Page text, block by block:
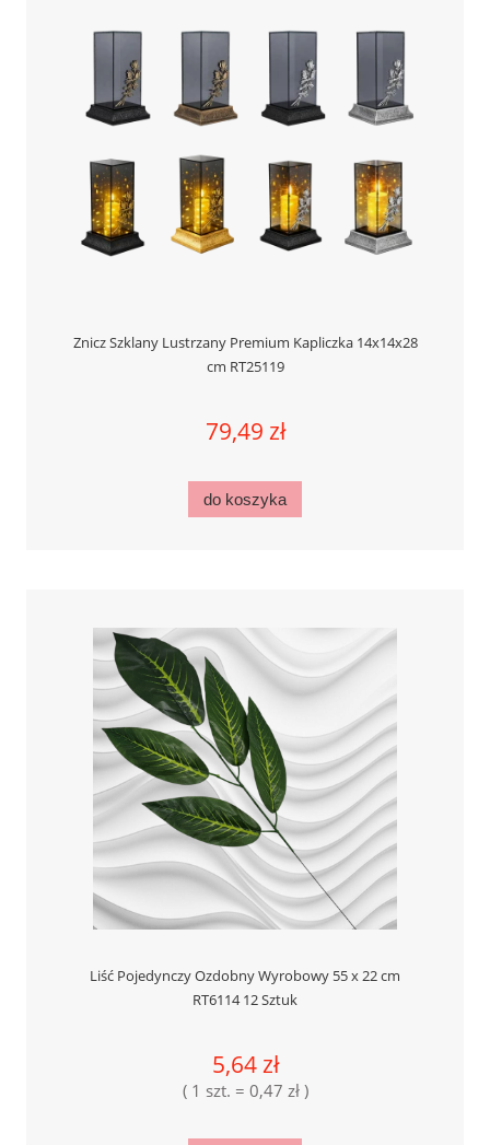
Znicz Szklany Lustrzany Premium Kapliczka 14x14x28
cm RT25119
79,49 zł
do koszyka
Liść Pojedynczy Ozdobny Wyrobowy 55 x 22 cm
RT6114 12 Sztuk
5,64 zł
( 1 szt. = 0,47 zł )